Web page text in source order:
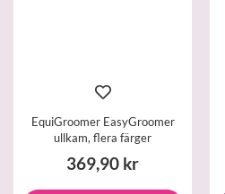
EquiGroomer EasyGroomer
ullkam, flera färger
369,90 kr